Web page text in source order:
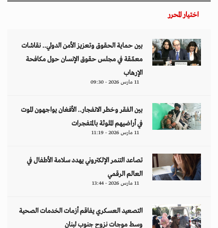
اختيار المحرر
بين حماية الحقوق وتعزيز الأمن الدولي.. نقاشات
معمّقة في مجلس حقوق الإنسان حول مكافحة
الإرهاب
11 مارس 2026 - 09:30
بين الفقر وخطر الانفجار.. الأفغان يواجهون الموت
في أراضيهم الملوثة بالمتفجرات
11 مارس 2026 - 11:19
تصاعد التنمر الإلكتروني يهدد سلامة الأطفال في
العالم الرقمي
11 مارس 2026 - 13:44
التصعيد العسكري يفاقم أزمات الخدمات الصحية
وسط موجات نزوح جنوب لبنان